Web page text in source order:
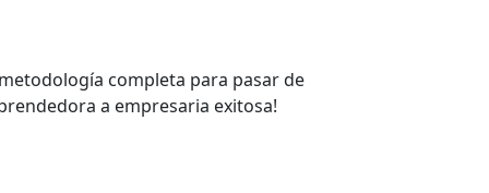
completa para pasar de
a empresaria exitosa!